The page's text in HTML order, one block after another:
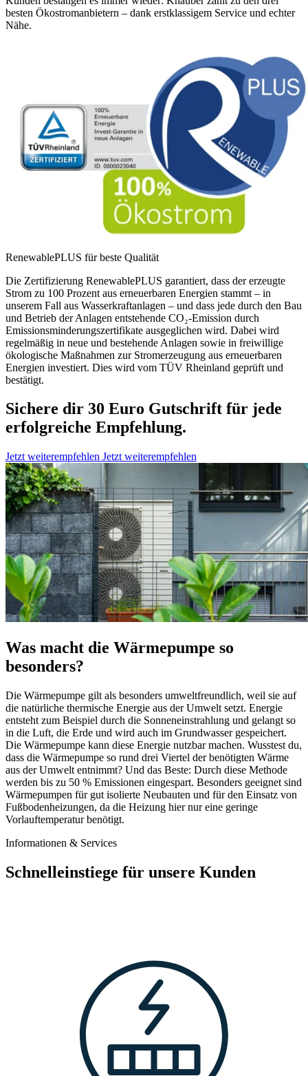
besten Ökostromanbietern – dank erstklassigem Service und echter
Nähe.
RenewablePLUS für beste Qualität
Die Zertifizierung RenewablePLUS garantiert, dass der erzeugte
Strom zu 100 Prozent aus erneuerbaren Energien stammt – in
unserem Fall aus Wasserkraftanlagen – und dass jede durch den Bau
und Betrieb der Anlagen entstehende CO₂-Emission durch
Emissionsminderungszertifikate ausgeglichen wird. Dabei wird
regelmäßig in neue und bestehende Anlagen sowie in freiwillige
ökologische Maßnahmen zur Stromerzeugung aus erneuerbaren
Energien investiert. Dies wird vom TÜV Rheinland geprüft und
bestätigt.
Sichere dir 30 Euro Gutschrift für jede
erfolgreiche Empfehlung.
Jetzt weiterempfehlen Jetzt weiterempfehlen
Was macht die Wärmepumpe so
besonders?
Die Wärmepumpe gilt als besonders umweltfreundlich, weil sie auf
die natürliche thermische Energie aus der Umwelt setzt. Energie
entsteht zum Beispiel durch die Sonneneinstrahlung und gelangt so
in die Luft, die Erde und wird auch im Grundwasser gespeichert.
Die Wärmepumpe kann diese Energie nutzbar machen. Wusstest du,
dass die Wärmepumpe so rund drei Viertel der benötigten Wärme
aus der Umwelt entnimmt? Und das Beste: Durch diese Methode
werden bis zu 50 % Emissionen eingespart. Besonders geeignet sind
Wärmepumpen für gut isolierte Neubauten und für den Einsatz von
Fußbodenheizungen, da die Heizung hier nur eine geringe
Vorlauftemperatur benötigt.
Informationen & Services
Schnelleinstiege für unsere Kunden